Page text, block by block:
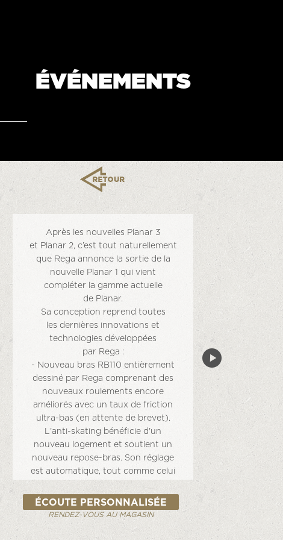
ÉVÉNEMENTS
Après les nouvelles Planar 3
et Planar 2, c’est tout naturellement
que Rega annonce la sortie de la
nouvelle Planar 1 qui vient
compléter la gamme actuelle
de Planar.
Sa conception reprend toutes
les dernières innovations et
technologies développées
par Rega :
- Nouveau bras RB110 entièrement
dessiné par Rega comprenant des
nouveaux roulements encore
améliorés avec un taux de friction
ultra-bas (en attente de brevet).
L'anti-skating bénéficie d'un
nouveau logement et soutient un
nouveau repose-bras. Son réglage
est automatique, tout comme celui
de la force d’appui. La platine est
livrée avec une cellule Rega
"Carbon" montée sur une coquille
plus rigide et plus esthétique.
- Un socle brillant en acrylique
ÉCOUTE PERSONNALISÉE
RENDEZ-VOUS AU MAGASIN